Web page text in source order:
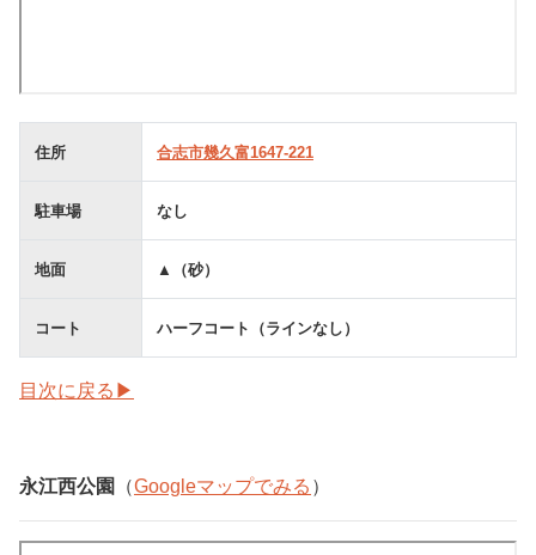
住所 合志市幾久富1647-221
駐車場 なし
地面 ▲（砂）
コート ハーフコート（ラインなし）
目次に戻る▶
永江西公園 （Googleマップでみる ）